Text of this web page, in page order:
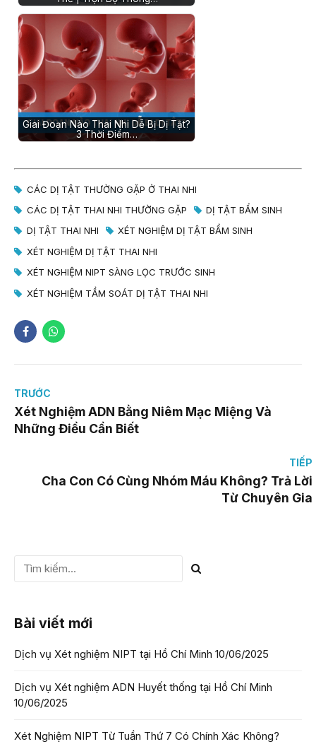
Giai Đoạn Nào Thai Nhi Dễ Bị Dị Tật?
3 Thời Điểm…
CÁC DỊ TẬT THƯỜNG GẶP Ở THAI NHI
CÁC DỊ TẬT THAI NHI THƯỜNG GẶP
DỊ TẬT BẨM SINH
DỊ TẬT THAI NHI
XÉT NGHIỆM DỊ TẬT BẨM SINH
XÉT NGHIỆM DỊ TẬT THAI NHI
XÉT NGHIỆM NIPT SÀNG LỌC TRƯỚC SINH
XÉT NGHIỆM TẦM SOÁT DỊ TẬT THAI NHI
TRƯỚC
Xét Nghiệm ADN Bằng Niêm Mạc Miệng Và
Những Điều Cần Biết
TIẾP
Cha Con Có Cùng Nhóm Máu Không? Trả Lời
Từ Chuyên Gia
Bài viết mới
Dịch vụ Xét nghiệm NIPT tại Hồ Chí Minh 10/06/2025
Dịch vụ Xét nghiệm ADN Huyết thống tại Hồ Chí Minh
10/06/2025
Xét Nghiệm NIPT Từ Tuần Thứ 7 Có Chính Xác Không?